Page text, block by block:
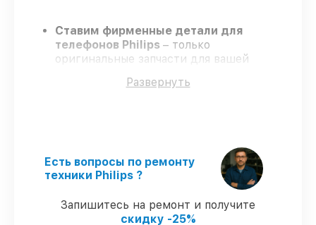
Ставим фирменные детали для
телефонов Philips – только
оригинальные запчасти для вашей
Опытные инженеры– проходят
ремонт телефонов Philips без
бесконечных переносов.
– на все
услуги и детали для телефонов Philips
предоставляется гарантия до 3-х лет.
Развернуть
Есть вопросы по ремонту
техники Philips ?
Запишитесь на ремонт и получите
скидку -25%